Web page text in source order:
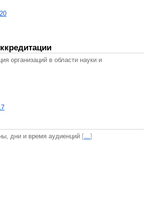
организаций в области науки и
дни и время аудиенций […]